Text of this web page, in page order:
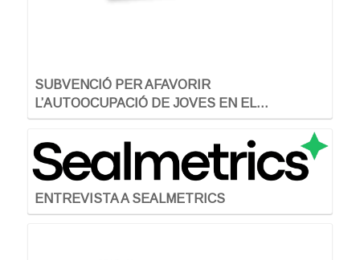
SUBVENCIÓ PER AFAVORIR
L’AUTOOCUPACIÓ DE JOVES EN EL…
ENTREVISTA A SEALMETRICS